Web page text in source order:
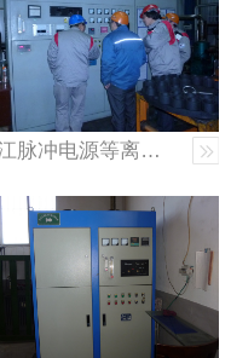
浙江脉冲电源等离子渗氮炉